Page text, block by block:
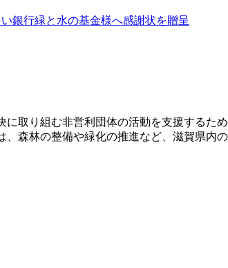
銀行緑と水の基金様へ感謝状を贈呈
に取り組む非営利団体の活動を支援するた
森林の整備や緑化の推進など、滋賀県内